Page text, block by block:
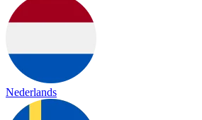
Nederlands